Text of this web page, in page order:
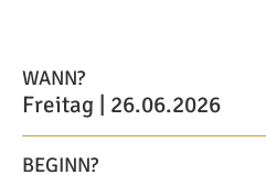
WANN?
Freitag | 26.06.2026
BEGINN?